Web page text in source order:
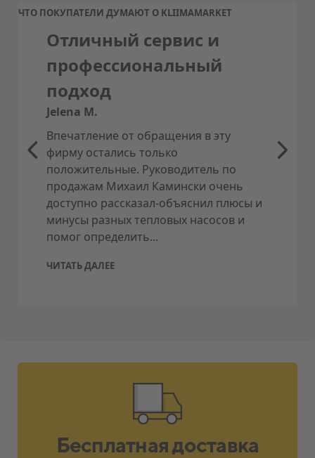
который изолирован экологически чистой пеной
для минимизации потерь тепла.
ЧТО ПОКУПАТЕЛИ ДУМАЮТ О KLIIMAMARKET
Отличный сервис и
профессиональный
подход
Jelena M.
Впечатление от обращения в эту
фирму остались только
положительные. Руководитель по
продажам Михаил Камински очень
доступно рассказал-объяснил плюсы и
минусы разных тепловых насосов и
помог определить...
ЧИТАТЬ ДАЛЕЕ
Бесплатная доставка